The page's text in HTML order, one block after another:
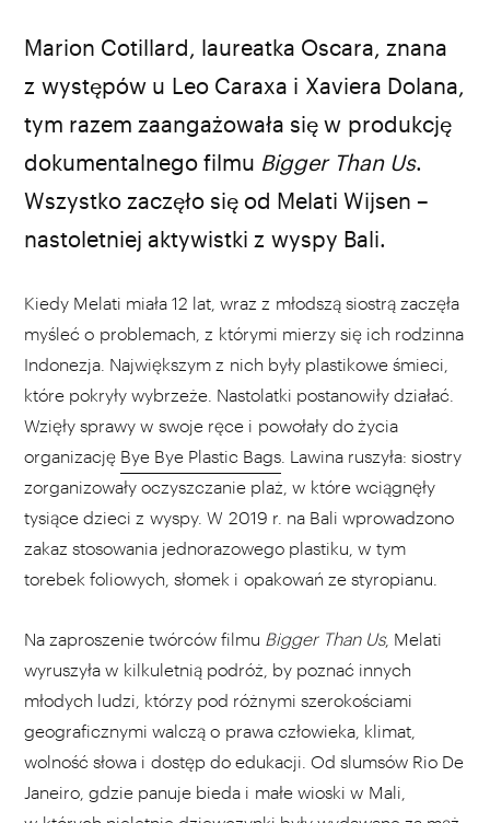
fot. materiały prasowe
Marion Cotillard, laureatka Oscara, znana
z występów u Leo Caraxa i Xaviera Dolana,
tym razem zaangażowała się w produkcję
dokumentalnego filmu Bigger Than Us.
Wszystko zaczęło się od Melati Wijsen –
nastoletniej aktywistki z wyspy Bali.
Kiedy Melati miała 12 lat, wraz z młodszą siostrą zaczęła
myśleć o problemach, z którymi mierzy się ich rodzinna
Indonezja. Największym z nich były plastikowe śmieci,
które pokryły wybrzeże. Nastolatki postanowiły działać.
Wzięły sprawy w swoje ręce i powołały do życia
organizację Bye Bye Plastic Bags . Lawina ruszyła: siostry
zorganizowały oczyszczanie plaż, w które wciągnęły
tysiące dzieci z wyspy. W 2019 r. na Bali wprowadzono
zakaz stosowania jednorazowego plastiku, w tym
torebek foliowych, słomek i opakowań ze styropianu.
Na zaproszenie twórców filmu Bigger Than Us, Melati
wyruszyła w kilkuletnią podróż, by poznać innych
młodych ludzi, którzy pod różnymi szerokościami
geograficznymi walczą o prawa człowieka, klimat,
wolność słowa i dostęp do edukacji. Od slumsów Rio De
Janeiro, gdzie panuje bieda i małe wioski w Mali,